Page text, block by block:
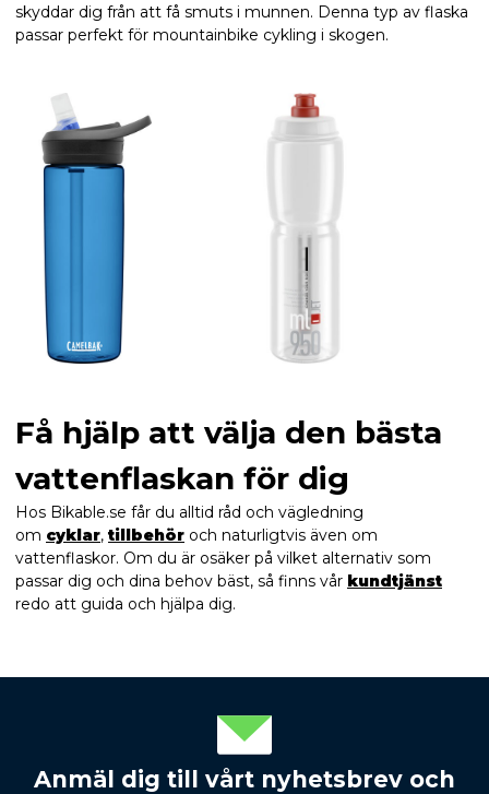
skyddar dig från att få smuts i munnen. Denna typ av flaska
passar perfekt för mountainbike cykling i skogen.
Få hjälp att välja den bästa
vattenflaskan för dig
Hos Bikable.se får du alltid råd och vägledning
om cyklar, tillbehör och naturligtvis även om
vattenflaskor. Om du är osäker på vilket alternativ som
passar dig och dina behov bäst, så finns vår kundtjänst
redo att guida och hjälpa dig.
Anmäl dig till vårt nyhetsbrev och